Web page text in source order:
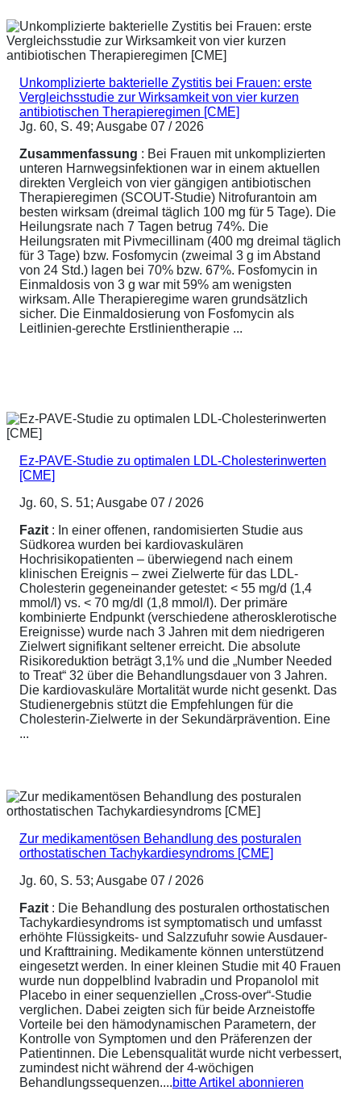
Unkomplizierte bakterielle Zystitis bei Frauen: erste
Vergleichsstudie zur Wirksamkeit von vier kurzen
antibiotischen Therapieregimen [CME]
Jg. 60, S. 49; Ausgabe 07 / 2026
Zusammenfassung : Bei Frauen mit unkomplizierten
unteren Harnwegsinfektionen war in einem aktuellen
direkten Vergleich von vier gängigen antibiotischen
Therapieregimen (SCOUT-Studie) Nitrofurantoin am
besten wirksam (dreimal täglich 100 mg für 5 Tage). Die
Heilungsrate nach 7 Tagen betrug 74%. Die
Heilungsraten mit Pivmecillinam (400 mg dreimal täglich
für 3 Tage) bzw. Fosfomycin (zweimal 3 g im Abstand
von 24 Std.) lagen bei 70% bzw. 67%. Fosfomycin in
Einmaldosis von 3 g war mit 59% am wenigsten
wirksam. Alle Therapieregime waren grundsätzlich
sicher. Die Einmaldosierung von Fosfomycin als
Leitlinien-gerechte Erstlinientherapie ...
Ez-PAVE-Studie zu optimalen LDL-Cholesterinwerten
[CME]
Jg. 60, S. 51; Ausgabe 07 / 2026
Fazit : In einer offenen, randomisierten Studie aus
Südkorea wurden bei kardiovaskulären
Hochrisikopatienten – überwiegend nach einem
klinischen Ereignis – zwei Zielwerte für das LDL-
Cholesterin gegeneinander getestet: < 55 mg/d (1,4
mmol/l) vs. < 70 mg/dl (1,8 mmol/l). Der primäre
kombinierte Endpunkt (verschiedene atherosklerotische
Ereignisse) wurde nach 3 Jahren mit dem niedrigeren
Zielwert signifikant seltener erreicht. Die absolute
Risikoreduktion beträgt 3,1% und die „Number Needed
to Treat“ 32 über die Behandlungsdauer von 3 Jahren.
Die kardiovaskuläre Mortalität wurde nicht gesenkt. Das
Studienergebnis stützt die Empfehlungen für die
Cholesterin-Zielwerte in der Sekundärprävention. Eine
...
Zur medikamentösen Behandlung des posturalen
orthostatischen Tachykardiesyndroms [CME]
Jg. 60, S. 53; Ausgabe 07 / 2026
Fazit : Die Behandlung des posturalen orthostatischen
Tachykardiesyndroms ist symptomatisch und umfasst
erhöhte Flüssigkeits- und Salzzufuhr sowie Ausdauer-
und Krafttraining. Medikamente können unterstützend
eingesetzt werden. In einer kleinen Studie mit 40 Frauen
wurde nun doppelblind Ivabradin und Propanolol mit
Placebo in einer sequenziellen „Cross-over“-Studie
verglichen. Dabei zeigten sich für beide Arzneistoffe
Vorteile bei den hämodynamischen Parametern, der
Kontrolle von Symptomen und den Präferenzen der
Patientinnen. Die Lebensqualität wurde nicht verbessert,
zumindest nicht während der 4-wöchigen
Behandlungssequenzen....bitte Artikel abonnieren